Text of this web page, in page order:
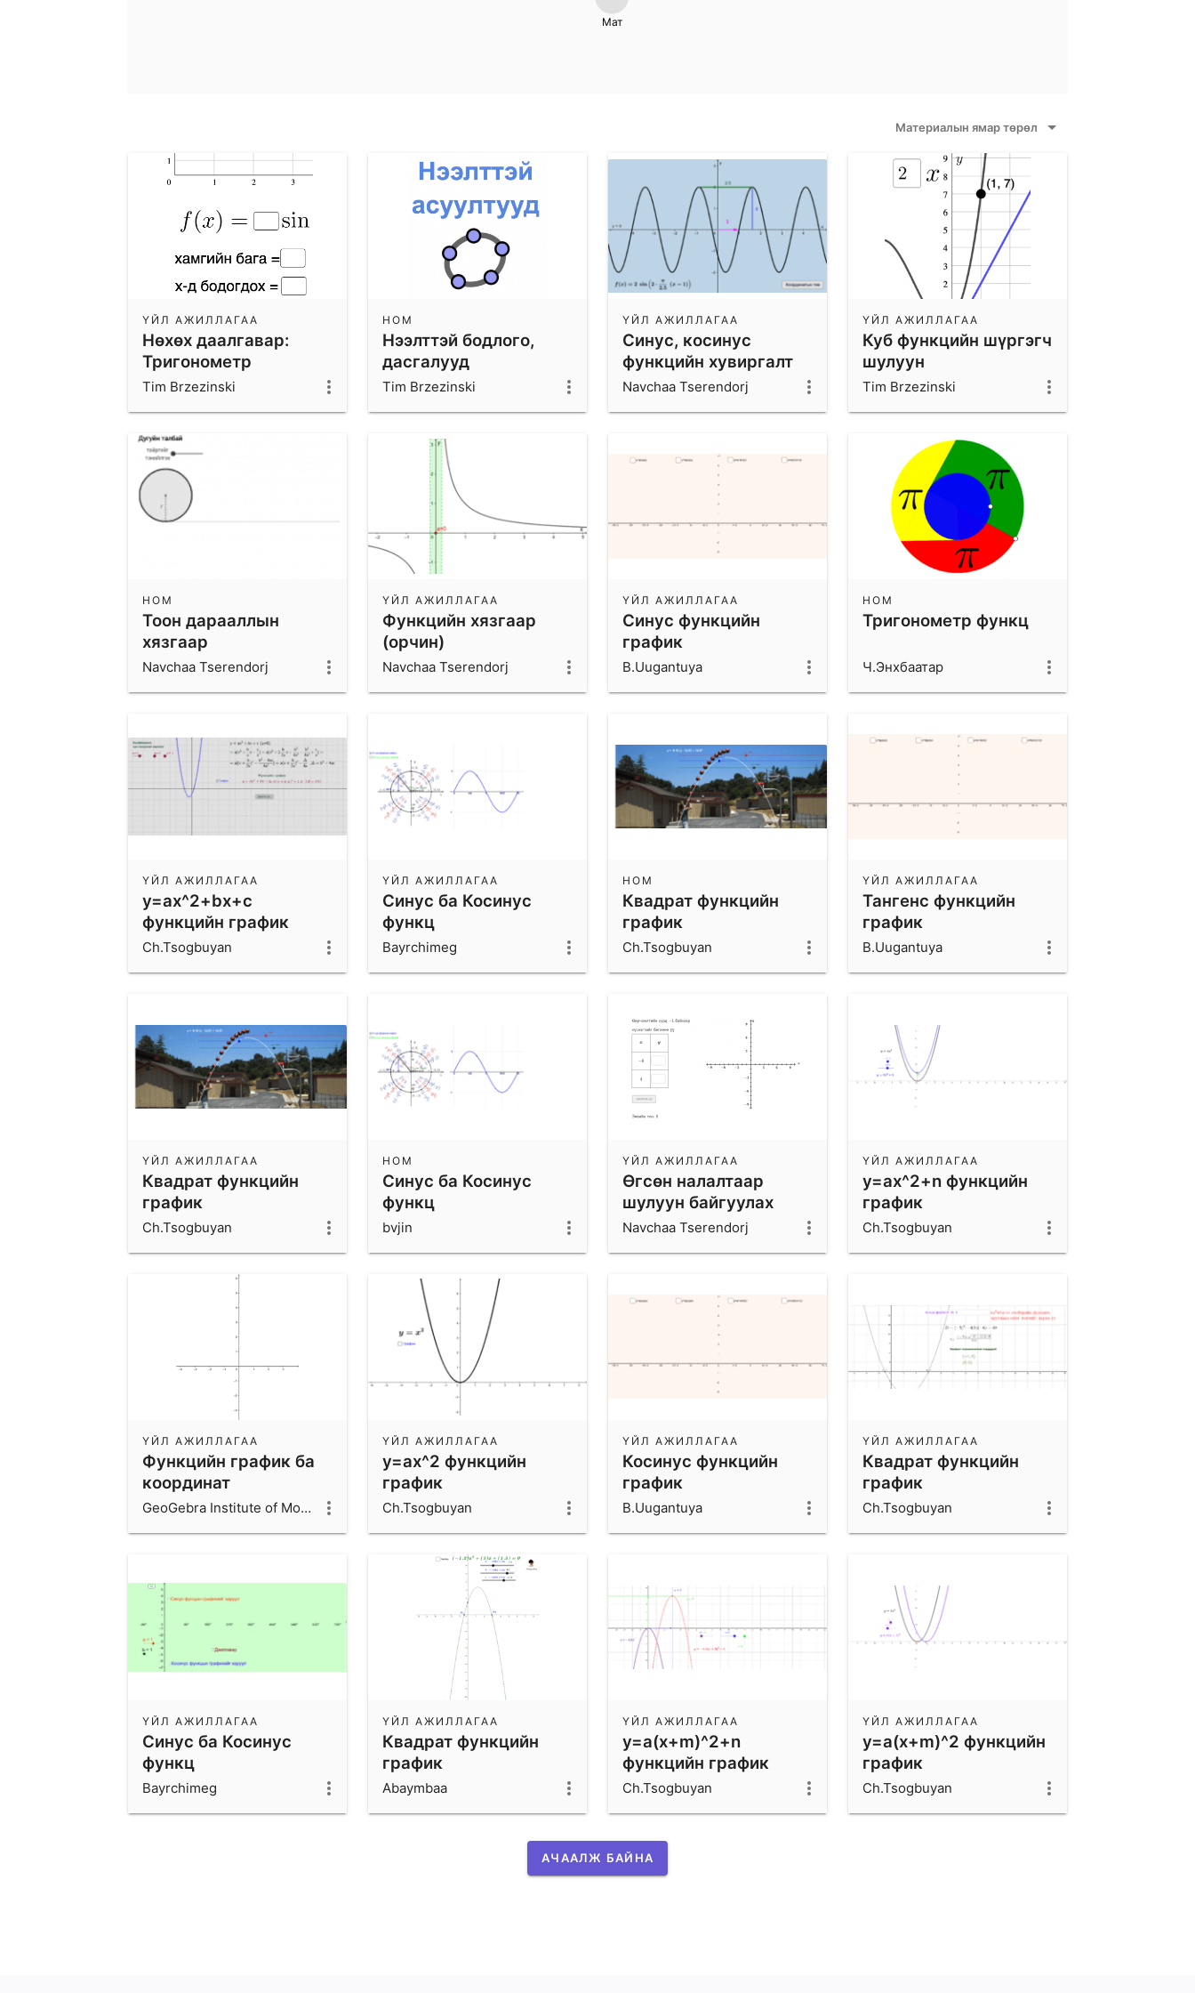
Мат
Материалын ямар төрөл
Нөхөх даалгавар:
Тригонометр
функцийн график
ҮЙЛ АЖИЛЛАГАА
Tim Brzezinski
Нээлттэй бодлого,
дасгалууд
НОМ
Tim Brzezinski
Синус, косинус
функцийн хувиргалт
ҮЙЛ АЖИЛЛАГАА
Navchaa Tserendorj
Куб функцийн шүргэгч
шулуун
ҮЙЛ АЖИЛЛАГАА
Tim Brzezinski
Тоон дарааллын
хязгаар
НОМ
Navchaa Tserendorj
Функцийн хязгаар
(орчин)
ҮЙЛ АЖИЛЛАГАА
Navchaa Tserendorj
Синус функцийн
график
ҮЙЛ АЖИЛЛАГАА
B.Uugantuya
Тригонометр функц
НОМ
Ч.Энхбаатар
y=ax^2+bx+c
функцийн график
ҮЙЛ АЖИЛЛАГАА
Ch.Tsogbuyan
Синус ба Косинус
функц
ҮЙЛ АЖИЛЛАГАА
Bayrchimeg
Квадрат функцийн
график
НОМ
Ch.Tsogbuyan
Тангенс функцийн
график
ҮЙЛ АЖИЛЛАГАА
B.Uugantuya
Квадрат функцийн
график
ҮЙЛ АЖИЛЛАГАА
Ch.Tsogbuyan
Синус ба Косинус
функц
НОМ
bvjin
Өгсөн налалтаар
шулуун байгуулах
ҮЙЛ АЖИЛЛАГАА
Navchaa Tserendorj
y=ax^2+n функцийн
график
ҮЙЛ АЖИЛЛАГАА
Ch.Tsogbuyan
Функцийн график ба
координат
ҮЙЛ АЖИЛЛАГАА
GeoGebra Institute of Mongolia
y=ax^2 функцийн
график
ҮЙЛ АЖИЛЛАГАА
Ch.Tsogbuyan
Косинус функцийн
график
ҮЙЛ АЖИЛЛАГАА
B.Uugantuya
Квадрат функцийн
график
ҮЙЛ АЖИЛЛАГАА
Ch.Tsogbuyan
Синус ба Косинус
функц
ҮЙЛ АЖИЛЛАГАА
Bayrchimeg
Квадрат функцийн
график
ҮЙЛ АЖИЛЛАГАА
Abaymbaa
y=a(x+m)^2+n
функцийн график
ҮЙЛ АЖИЛЛАГАА
Ch.Tsogbuyan
y=a(x+m)^2 функцийн
график
ҮЙЛ АЖИЛЛАГАА
Ch.Tsogbuyan
АЧААЛЖ БАЙНА